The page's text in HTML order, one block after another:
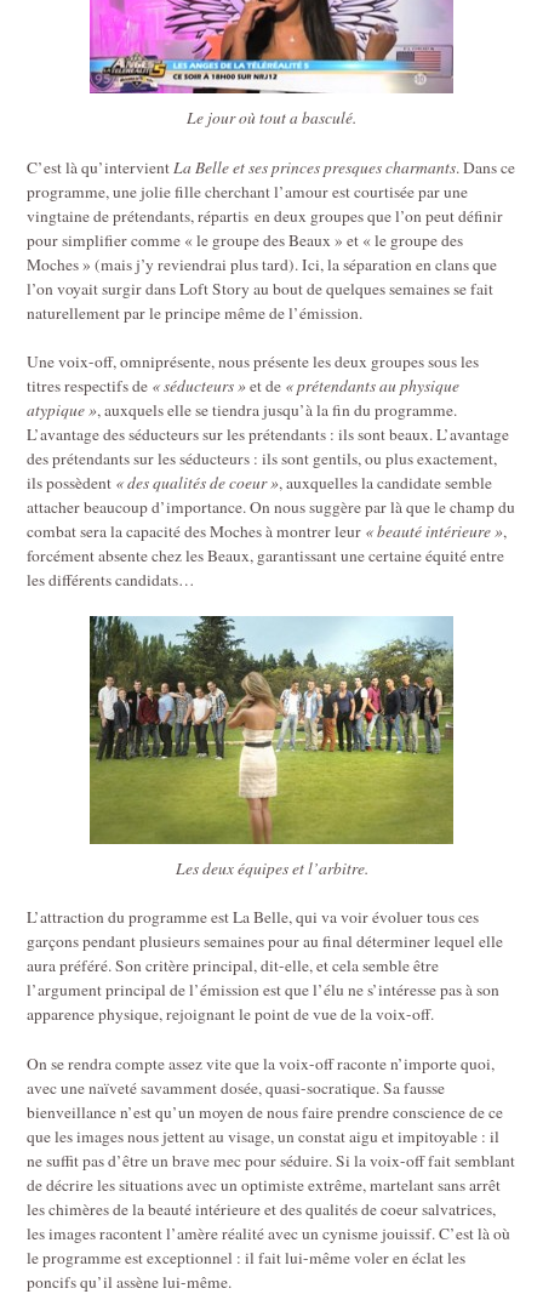
Le jour où tout a basculé.
C’est là qu’intervient La Belle et ses princes presques charmants. Dans ce
programme, une jolie fille cherchant l’amour est courtisée par une
vingtaine de prétendants, répartis en deux groupes que l’on peut définir
pour simplifier comme « le groupe des Beaux » et « le groupe des
Moches » (mais j’y reviendrai plus tard). Ici, la séparation en clans que
l’on voyait surgir dans Loft Story au bout de quelques semaines se fait
naturellement par le principe même de l’émission.
Une voix-off, omniprésente, nous présente les deux groupes sous les
titres respectifs de « séducteurs » et de « prétendants au physique
atypique », auxquels elle se tiendra jusqu’à la fin du programme.
L’avantage des séducteurs sur les prétendants : ils sont beaux. L’avantage
des prétendants sur les séducteurs : ils sont gentils, ou plus exactement,
ils possèdent « des qualités de coeur », auxquelles la candidate semble
attacher beaucoup d’importance. On nous suggère par là que le champ du
combat sera la capacité des Moches à montrer leur « beauté intérieure »,
forcément absente chez les Beaux, garantissant une certaine équité entre
les différents candidats…
Les deux équipes et l’arbitre.
L’attraction du programme est La Belle, qui va voir évoluer tous ces
garçons pendant plusieurs semaines pour au final déterminer lequel elle
aura préféré. Son critère principal, dit-elle, et cela semble être
l’argument principal de l’émission est que l’élu ne s’intéresse pas à son
apparence physique, rejoignant le point de vue de la voix-off.
On se rendra compte assez vite que la voix-off raconte n’importe quoi,
avec une naïveté savamment dosée, quasi-socratique. Sa fausse
bienveillance n’est qu’un moyen de nous faire prendre conscience de ce
que les images nous jettent au visage, un constat aigu et impitoyable : il
ne suffit pas d’être un brave mec pour séduire. Si la voix-off fait semblant
de décrire les situations avec un optimiste extrême, martelant sans arrêt
les chimères de la beauté intérieure et des qualités de coeur salvatrices,
les images racontent l’amère réalité avec un cynisme jouissif. C’est là où
le programme est exceptionnel : il fait lui-même voler en éclat les
poncifs qu’il assène lui-même.